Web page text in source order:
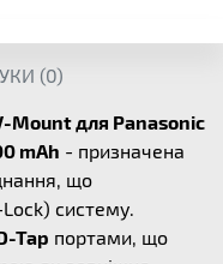
(0)
Mount для Panasonic
mAh - призначена
що
систему.
Tap портами, що